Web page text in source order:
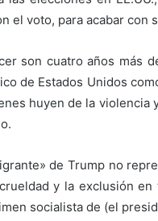
el voto, para acabar con
son cuatro años más
de Estados Unidos
huyen de la
de Trump no
y la exclusión
socialista de (el